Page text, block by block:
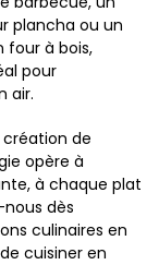
plancha ou un
four à bois,
pour
air.
de
opère à
à chaque plat
dès
culinaires en
cuisiner en